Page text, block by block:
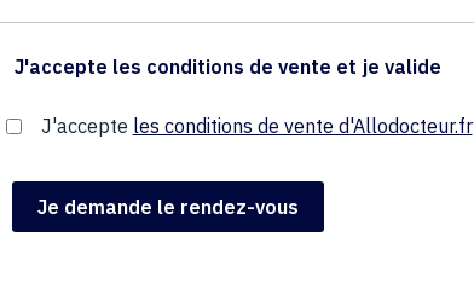
J'accepte les conditions de vente et je valide
J'accepte les conditions de vente d'Allodocteur.fr